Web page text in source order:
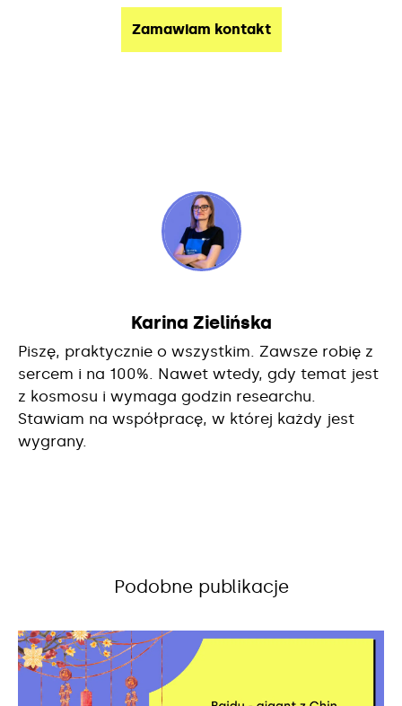
Karina Zielińska
Piszę, praktycznie o wszystkim. Zawsze robię z
sercem i na 100%. Nawet wtedy, gdy temat jest
z kosmosu i wymaga godzin researchu.
Stawiam na współpracę, w której każdy jest
wygrany.
Podobne publikacje